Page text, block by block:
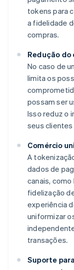
tokens para
a fidelidade
compras.
Redução do
No caso de
limita os
possam ser
Isso reduz o
seus clientes
Comércio
A
dados de
canais,
fidelização
experiência
uniformizar
transações.
Suporte